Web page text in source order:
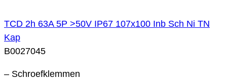
TCD 2h 63A 5P >50V IP67 107x100 Inb Sch Ni TN
Kap
B0027045
– Schroefklemmen